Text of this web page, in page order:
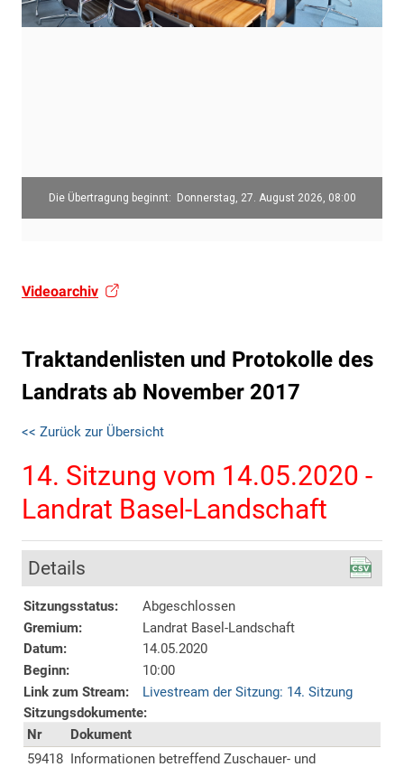
Videoarchiv
Traktandenlisten und Protokolle des
Landrats ab November 2017